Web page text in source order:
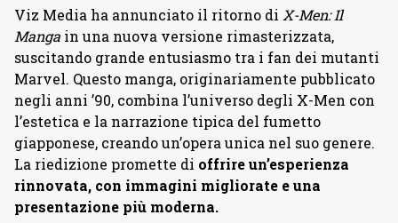
Viz Media ha annunciato il ritorno di X-Men: Il
Manga in una nuova versione rimasterizzata,
suscitando grande entusiasmo tra i fan dei mutanti
Marvel. Questo manga, originariamente pubblicato
negli anni ’90, combina l’universo degli X-Men con
l’estetica e la narrazione tipica del fumetto
giapponese, creando un’opera unica nel suo genere.
La riedizione promette di offrire un’esperienza
rinnovata, con immagini migliorate e una
presentazione più moderna.